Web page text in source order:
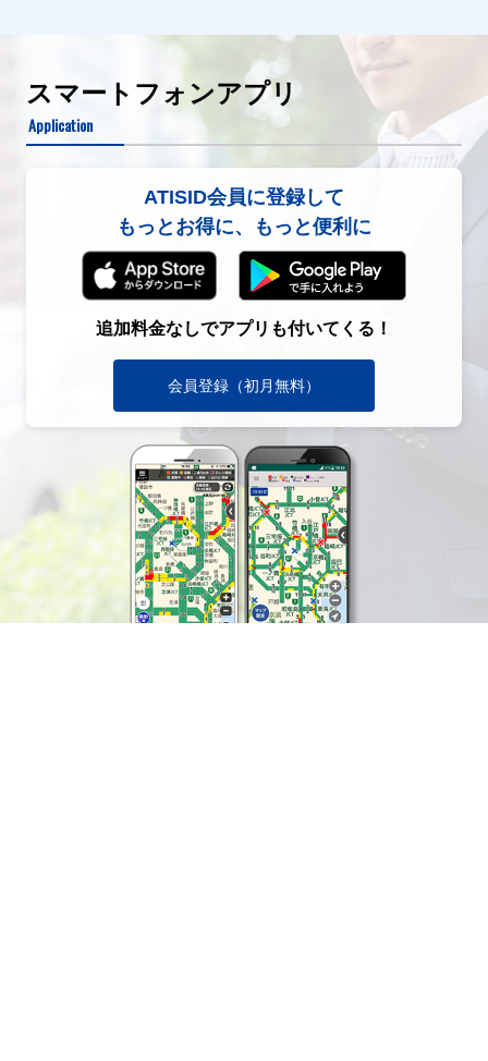
スマートフォンアプリ
Application
ATISID会員に登録して
もっとお得に、もっと便利に
追加料金なしでアプリも付いてくる！
会員登録（初月無料）